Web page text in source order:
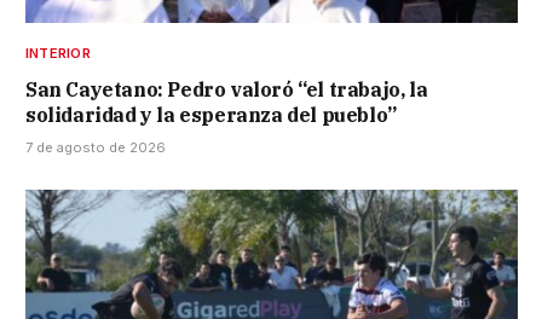
INTERIOR
San Cayetano: Pedro valoró “el trabajo, la
solidaridad y la esperanza del pueblo”
7 de agosto de 2026